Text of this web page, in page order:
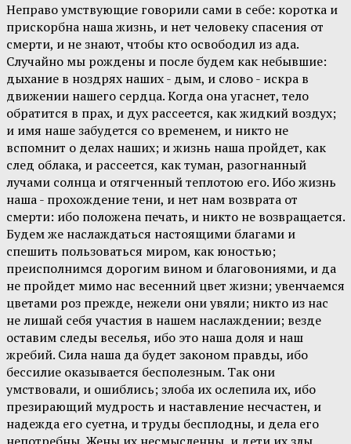
Неправо умствующие говорили сами в себе: коротка и
прискорбна наша жизнь, и нет человеку спасения от
смерти, и не знают, чтобы кто освободил из ада.
Случайно мы рождены и после будем как небывшие:
дыхание в ноздрях наших - дым, и слово - искра в
движении нашего сердца. Когда она угаснет, тело
обратится в прах, и дух рассеется, как жидкий воздух;
и имя наше забудется со временем, и никто не
вспомнит о делах наших; и жизнь наша пройдет, как
след облака, и рассеется, как туман, разогнанный
лучами солнца и отягченный теплотою его. Ибо жизнь
наша - прохождение тени, и нет нам возврата от
смерти: ибо положена печать, и никто не возвращается.
Будем же наслаждаться настоящими благами и
спешить пользоваться миром, как юностью;
преисполнимся дорогим вином и благовониями, и да
не пройдет мимо нас весенний цвет жизни; увенчаемся
цветами роз прежде, нежели они увяли; никто из нас
не лишай себя участия в нашем наслаждении; везде
оставим следы веселья, ибо это наша доля и наш
жребий. Сила наша да будет законом правды, ибо
бессилие оказывается бесполезным. Так они
умствовали, и ошиблись; злоба их ослепила их, ибо
презирающий мудрость и наставление несчастен, и
надежда его суетна, и труды бесплодны, и дела его